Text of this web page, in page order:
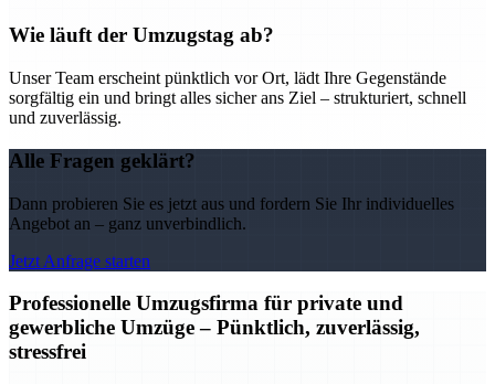
Wie läuft der Umzugstag ab?
Unser Team erscheint pünktlich vor Ort, lädt Ihre Gegenstände
sorgfältig ein und bringt alles sicher ans Ziel – strukturiert, schnell
und zuverlässig.
Alle Fragen geklärt?
Dann probieren Sie es jetzt aus und fordern Sie Ihr individuelles
Angebot an – ganz unverbindlich.
Jetzt Anfrage starten
Professionelle Umzugsfirma für private und
gewerbliche Umzüge – Pünktlich, zuverlässig,
stressfrei